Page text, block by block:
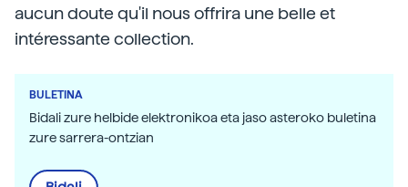
aucun doute qu'il nous offrira une belle et
intéressante collection.
BULETINA
Bidali zure helbide elektronikoa eta jaso asteroko buletina
zure sarrera-ontzian